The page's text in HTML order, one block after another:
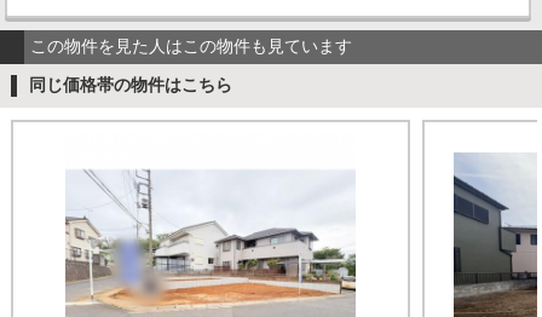
この物件を見た人はこの物件も見ています
同じ価格帯の物件はこちら